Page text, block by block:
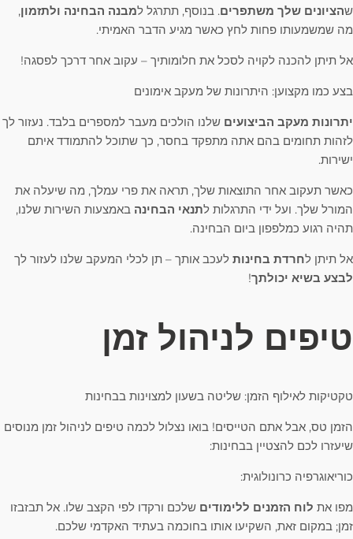
שהציונים שלך משתפרים. בנוסף, תתרגל למבנה הבחינה ולתזמון,
מה שמשמעותו פחות לחץ כאשר מגיע הדבר האמיתי.
אל תיתן להכנה לקויה לסכל את חלומותיך – עקוב אחר דרכך לפסגה!
בצע כמו מקצוען: היתרונות של מעקב אימונים
יתרונות מעקב הביצועים שלנו הולכים מעבר למספרים בלבד. נעזור לך
לזהות תחומים בהם אתה מתפקד בחסר, כך שתוכל להתמודד איתם
ישירות.
כאשר תעקוב אחר התוצאות שלך, תראה את פרי עמלך, מה שיעלה את
המורל שלך. ועל ידי התרגלות לתנאי הבחינה באמצעות השירות שלנו,
תהיה רגוע כמלפפון ביום הבחינה.
אל תיתן לחרדת בחינות לעכב אותך – תן לכלי המעקב שלנו לעזור לך
לבצע בשיא יכולתך!
טיפים לניהול זמן
טקטיקות לאילוף הזמן: שליטה בשעון למצוינות בבחינות
הזמן טס, אבל אתם הטייסים! בואו נצלול לכמה טיפים לניהול זמן מנוסים
שיעזרו לכם להצטיין בבחינות:
כוריאוגרפיה כרונולוגית:
מפו את לוח הזמנים ללימודים שלכם ורקדו לפי הקצב שלו. אל תבזבזו
זמן; במקום זאת, השקיעו אותו בחוכמה בעתיד האקדמי שלכם.